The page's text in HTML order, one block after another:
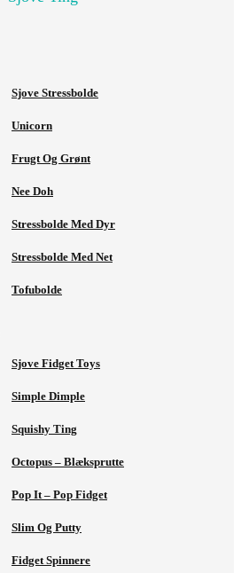
Sjove Stressbolde
Unicorn
Frugt Og Grønt
Nee Doh
Stressbolde Med Dyr
Stressbolde Med Net
Tofubolde
Sjove Fidget Toys
Simple Dimple
Squishy Ting
Octopus – Blæksprutte
Pop It – Pop Fidget
Slim Og Putty
Fidget Spinnere